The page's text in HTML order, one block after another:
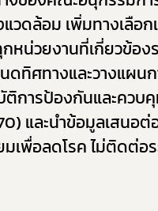
วดล้อม เพิ่มทางเลือก
หน่วยงานที่เกี่ยวข้อง
ทิศทางและวางแผนก
การป้องกันและควบ
และนำข้อมูลเสนอ
มเพื่อลดโรค ไม่ติดต่อ
เลือกหัว